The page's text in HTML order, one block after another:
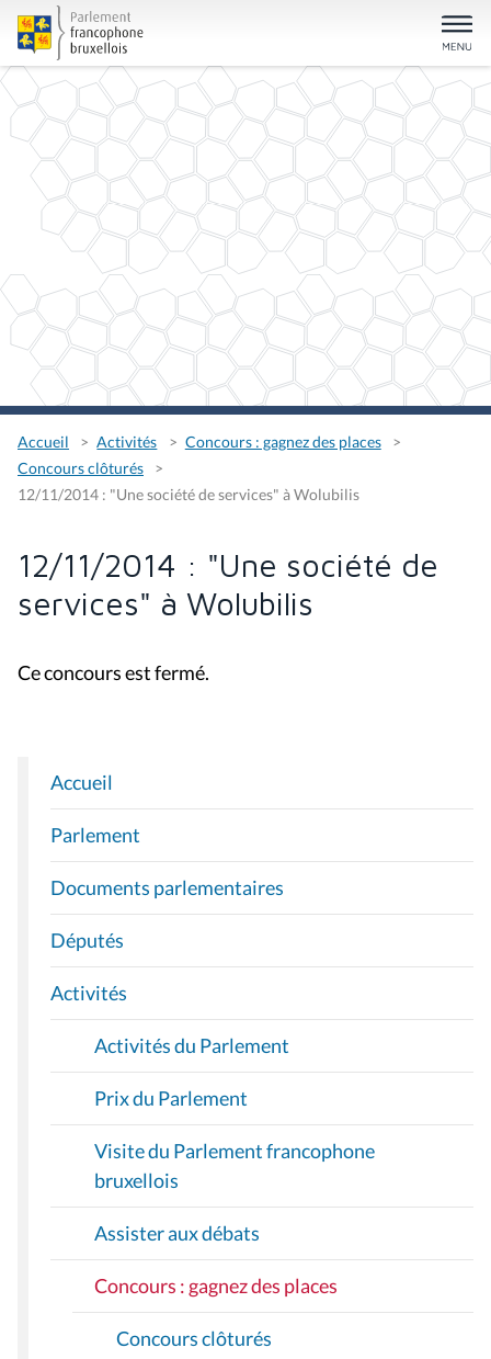
Accueil Activités
Concours : gagnez des places
Concours clôturés
12/11/2014 : "Une société de services" à Wolubilis
12/11/2014 : "Une société de
services" à Wolubilis
Ce concours est fermé.
N
A
V
I
G
A
T
I
O
Accueil
Parlement
Documents parlementaires
Députés
Activités
Activités du Parlement
Prix du Parlement
Visite du Parlement francophone
bruxellois
Assister aux débats
Concours : gagnez des places
Concours clôturés